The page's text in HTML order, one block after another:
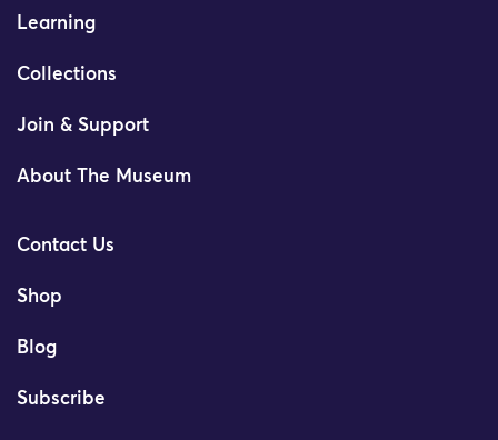
Learning
Collections
Join & Support
About The Museum
Contact Us
Shop
Blog
Subscribe